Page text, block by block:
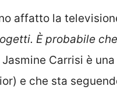
affatto la
È probabile
Jasmine Carrisi è
e che sta